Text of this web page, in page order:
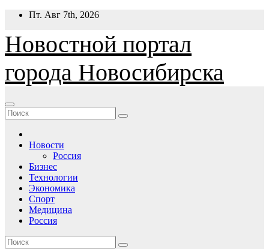
Перейти
содержимому
Пт. Авг 7th, 2026
Новостной портал
города Новосибирска
Новости
Россия
Бизнес
Технологии
Экономика
Спорт
Медицина
Россия